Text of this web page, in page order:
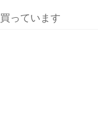
っています